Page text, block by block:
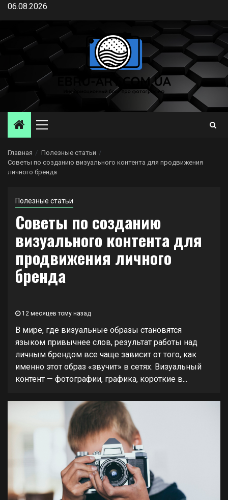
Перейти
содержимому
06.08.2026
Основное
Главная
Полезные статьи
Советы по созданию визуального контента для продвижения
личного бренда
Полезные статьи
Советы по созданию
визуального контента для
продвижения личного
бренда
12 месяцев тому назад
В мире, где визуальные образы становятся
языком привычнее слов, результат работы над
личным брендом все чаще зависит от того, как
именно этот образ «звучит» в сетях. Визуальный
контент — фотографии, графика, короткие в...